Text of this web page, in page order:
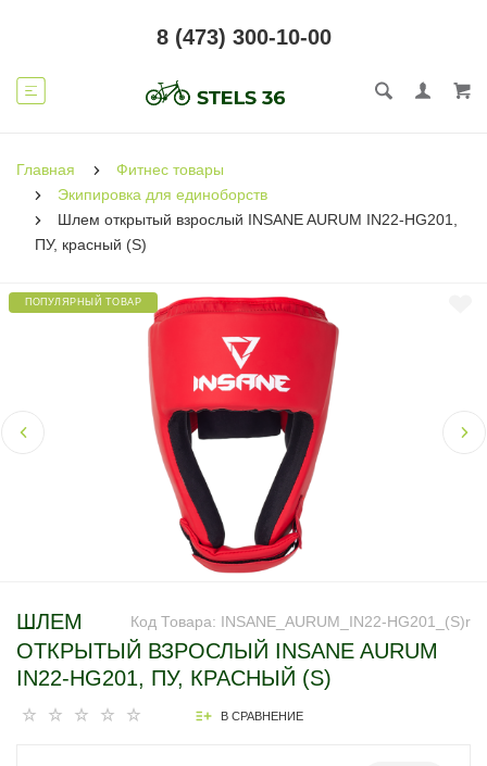
8 (473) 300-10-00
Главная
Фитнес товары
Экипировка для единоборств
Шлем открытый взрослый INSANE AURUM IN22-HG201,
ПУ, красный (S)
ПОПУЛЯРНЫЙ ТОВАР
Код Товара: INSANE_AURUM_IN22-HG201_(S)r
ШЛЕМ
ОТКРЫТЫЙ ВЗРОСЛЫЙ INSANE AURUM
IN22-HG201, ПУ, КРАСНЫЙ (S)
В СРАВНЕНИЕ